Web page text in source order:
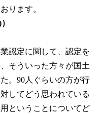
ります。
認定に関して、認定を
そういった方々が国土
。90人ぐらいの方が行
してどう思われている
ということについてど